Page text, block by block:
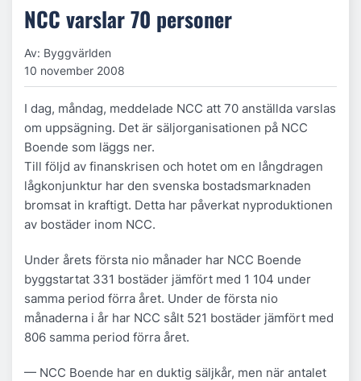
NCC varslar 70 personer
Av: Byggvärlden
10 november 2008
I dag, måndag, meddelade NCC att 70 anställda varslas
om uppsägning. Det är säljorganisationen på NCC
Boende som läggs ner.
Till följd av finanskrisen och hotet om en långdragen
lågkonjunktur har den svenska bostadsmarknaden
bromsat in kraftigt. Detta har påverkat nyproduktionen
av bostäder inom NCC.
Under årets första nio månader har NCC Boende
byggstartat 331 bostäder jämfört med 1 104 under
samma period förra året. Under de första nio
månaderna i år har NCC sålt 521 bostäder jämfört med
806 samma period förra året.
— NCC Boende har en duktig säljkår, men när antalet